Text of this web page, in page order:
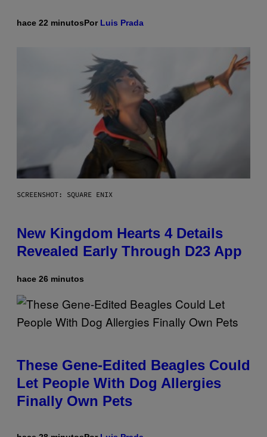
hace 22 minutosPor Luis Prada
SCREENSHOT: SQUARE ENIX
New Kingdom Hearts 4 Details
Revealed Early Through D23 App
hace 26 minutos
These Gene-Edited Beagles Could
Let People With Dog Allergies
Finally Own Pets